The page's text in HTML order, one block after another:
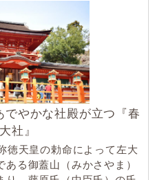
でやかな社殿が立つ『春
社』
徳天皇の勅命によって左大
る御蓋山（みかさやま）